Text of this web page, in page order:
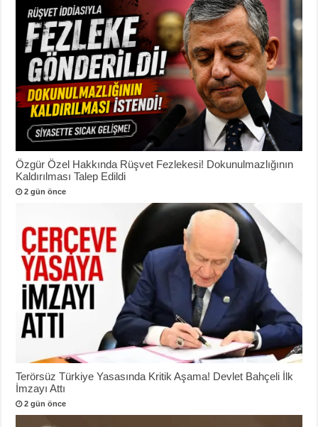
Özgür Özel Hakkında Rüşvet Fezlekesi! Dokunulmazlığının
Kaldırılması Talep Edildi
2 gün önce
Terörsüz Türkiye Yasasında Kritik Aşama! Devlet Bahçeli İlk
İmzayı Attı
2 gün önce